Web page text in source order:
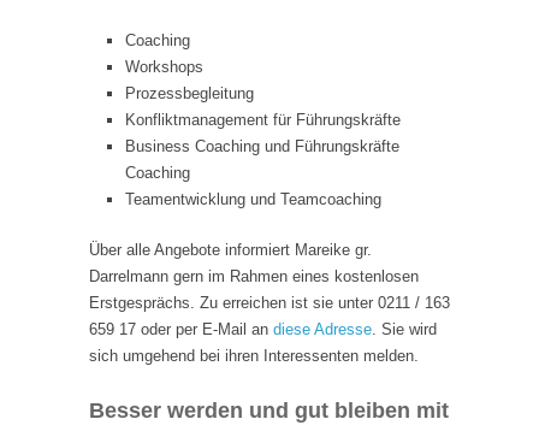
Coaching
Workshops
Prozessbegleitung
Konfliktmanagement für Führungskräfte
Business Coaching und Führungskräfte
Coaching
Teamentwicklung und Teamcoaching
Über alle Angebote informiert Mareike gr.
Darrelmann gern im Rahmen eines kostenlosen
Erstgesprächs. Zu erreichen ist sie unter 0211 / 163
659 17 oder per E-Mail an diese Adresse. Sie wird
sich umgehend bei ihren Interessenten melden.
Besser werden und gut bleiben mit